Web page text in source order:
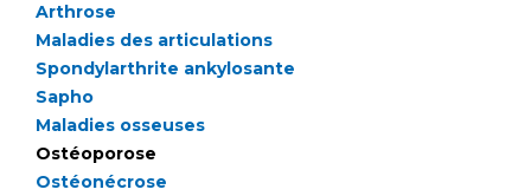
Protection des données
Sécurité
Arthrose
Maladies des articulations
Spondylarthrite ankylosante
Sapho
Maladies osseuses
Ostéoporose
Ostéonécrose